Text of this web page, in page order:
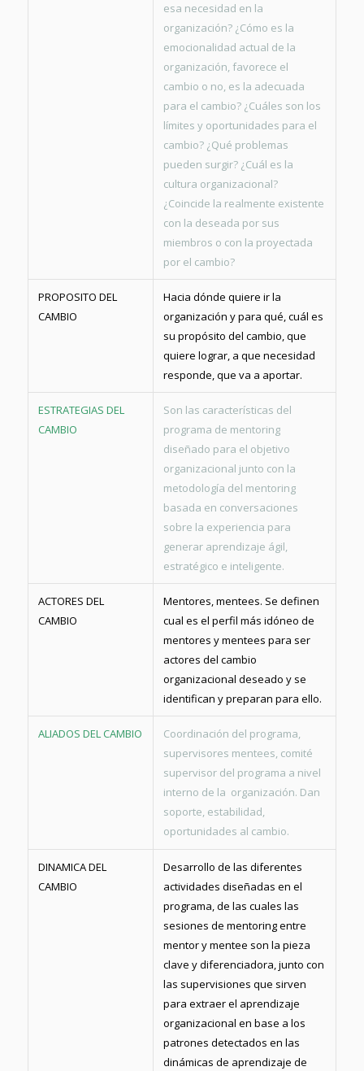
esa necesidad en la
organización? ¿Cómo es la
emocionalidad actual de la
organización, favorece el
cambio o no, es la adecuada
para el cambio? ¿Cuáles son los
límites y oportunidades para el
cambio? ¿Qué problemas
pueden surgir? ¿Cuál es la
cultura organizacional?
¿Coincide la realmente existente
con la deseada por sus
miembros o con la proyectada
por el cambio?
PROPOSITO DEL
CAMBIO
Hacia dónde quiere ir la
organización y para qué, cuál es
su propósito del cambio, que
quiere lograr, a que necesidad
responde, que va a aportar.
ESTRATEGIAS DEL
CAMBIO
Son las características del
programa de mentoring
diseñado para el objetivo
organizacional junto con la
metodología del mentoring
basada en conversaciones
sobre la experiencia para
generar aprendizaje ágil,
estratégico e inteligente.
ACTORES DEL
CAMBIO
Mentores, mentees. Se definen
cual es el perfil más idóneo de
mentores y mentees para ser
actores del cambio
organizacional deseado y se
identifican y preparan para ello.
ALIADOS DEL CAMBIO
Coordinación del programa,
supervisores mentees, comité
supervisor del programa a nivel
interno de la organización. Dan
soporte, estabilidad,
oportunidades al cambio.
DINAMICA DEL
CAMBIO
Desarrollo de las diferentes
actividades diseñadas en el
programa, de las cuales las
sesiones de mentoring entre
mentor y mentee son la pieza
clave y diferenciadora, junto con
las supervisiones que sirven
para extraer el aprendizaje
organizacional en base a los
patrones detectados en las
dinámicas de aprendizaje de